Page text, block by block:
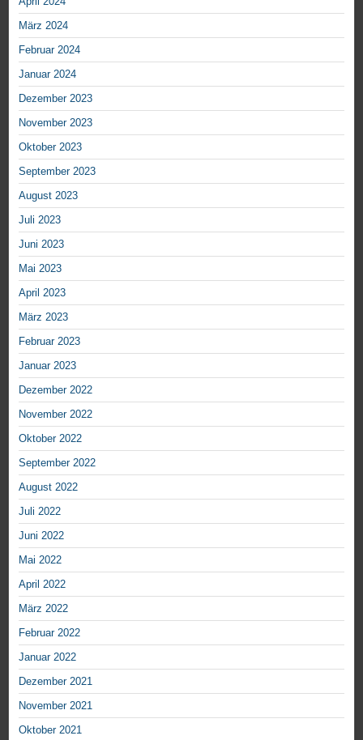
März 2024
Februar 2024
Januar 2024
Dezember 2023
November 2023
Oktober 2023
September 2023
August 2023
Juli 2023
Juni 2023
Mai 2023
April 2023
März 2023
Februar 2023
Januar 2023
Dezember 2022
November 2022
Oktober 2022
September 2022
August 2022
Juli 2022
Juni 2022
Mai 2022
April 2022
März 2022
Februar 2022
Januar 2022
Dezember 2021
November 2021
Oktober 2021